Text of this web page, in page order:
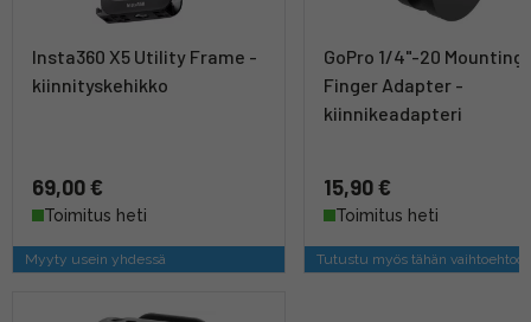
Insta360 X5 Utility Frame -
kiinnityskehikko
69,00 €
Toimitus heti
Myyty usein yhdessä
GoPro 1/4"-20 Mounting
Finger Adapter -
kiinnikeadapteri
15,90 €
Toimitus heti
Tutustu myös tähän